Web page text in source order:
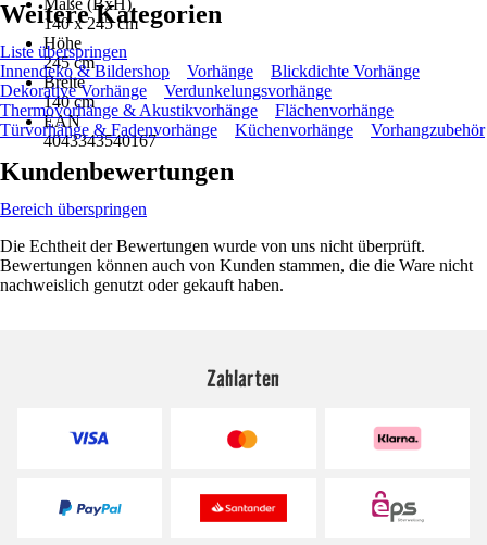
Maße (BxH)
140 x 245 cm
Höhe
245 cm
Breite
140 cm
EAN
4043343540167
Weitere Kategorien
Liste überspringen
Innendeko & Bildershop
Vorhänge
Blickdichte Vorhänge
Dekorative Vorhänge
Verdunkelungsvorhänge
Thermovorhänge & Akustikvorhänge
Flächenvorhänge
Türvorhänge & Fadenvorhänge
Küchenvorhänge Vorhangzubehör
Kundenbewertungen
Bereich überspringen
Die Echtheit der Bewertungen wurde von uns nicht überprüft.
Bewertungen können auch von Kunden stammen, die die Ware nicht
nachweislich genutzt oder gekauft haben.
Zahlarten